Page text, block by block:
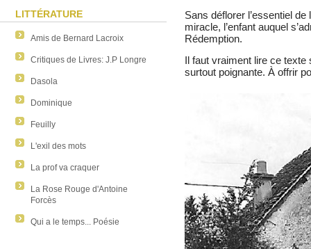
LITTÉRATURE
Amis de Bernard Lacroix
Critiques de Livres: J.P Longre
Dasola
Dominique
Feuilly
L'exil des mots
La prof va craquer
La Rose Rouge d'Antoine
Forcès
Qui a le temps... Poésie
Sans déflorer l’essentiel de
miracle, l’enfant auquel
Rédemption.
Il faut vraiment lire ce
surtout poignante. À offrir